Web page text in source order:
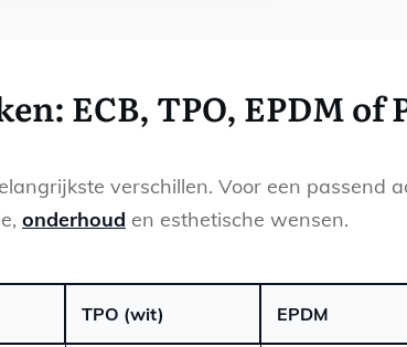
ECB, TPO, EPDM of
verschillen. Voor een passend
onderhoud en esthetische wensen.
TPO (wit) EPDM